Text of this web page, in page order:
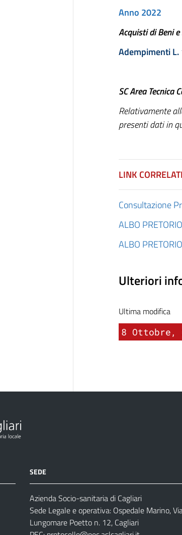
Anno 2022
Acquisti di Beni
Adempimenti
SC Area Tecnica
Relativamente
presenti dati in
LINK CORRELATI
Consultazione
ALBO
ALBO
Ulteriori
Ultima modifica
8 Ottobre,
SEDE
Azienda Socio-sanitaria di Cagliari
Sede Legale e operativa: Ospedale Marino,
Lungomare Poetto n. 12, Cagliari